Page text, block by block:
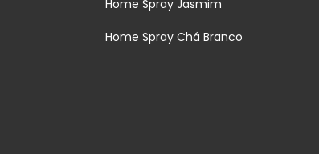
Home Spray Jasmim
Home Spray Chá Branco